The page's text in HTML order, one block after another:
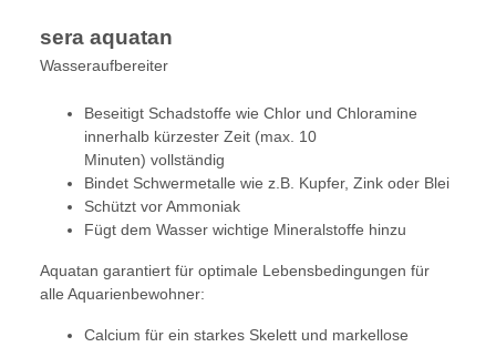
sera aquatan
Wasseraufbereiter
Beseitigt Schadstoffe wie Chlor und Chloramine
innerhalb kürzester Zeit (max. 10
Minuten) vollständig
Bindet Schwermetalle wie z.B. Kupfer, Zink oder Blei
Schützt vor Ammoniak
Fügt dem Wasser wichtige Mineralstoffe hinzu
Aquatan garantiert für optimale Lebensbedingungen für
alle Aquarienbewohner:
Calcium für ein starkes Skelett und markellose